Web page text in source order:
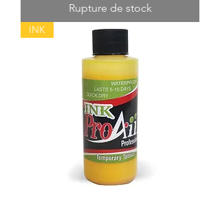
Rupture de stock
INK